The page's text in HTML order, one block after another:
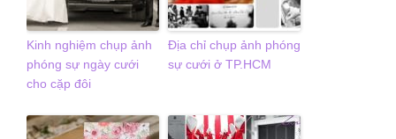
Kinh nghiệm chụp ảnh
phóng sự ngày cưới
cho cặp đôi
Địa chỉ chụp ảnh phóng
sự cưới ở TP.HCM